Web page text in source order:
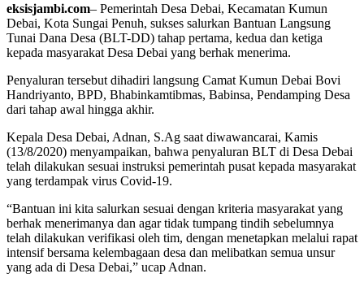
eksisjambi.com– Pemerintah Desa Debai, Kecamatan Kumun
Debai, Kota Sungai Penuh, sukses salurkan Bantuan Langsung
Tunai Dana Desa (BLT-DD) tahap pertama, kedua dan ketiga
kepada masyarakat Desa Debai yang berhak menerima.
Penyaluran tersebut dihadiri langsung Camat Kumun Debai Bovi
Handriyanto, BPD, Bhabinkamtibmas, Babinsa, Pendamping Desa
dari tahap awal hingga akhir.
Kepala Desa Debai, Adnan, S.Ag saat diwawancarai, Kamis
(13/8/2020) menyampaikan, bahwa penyaluran BLT di Desa Debai
telah dilakukan sesuai instruksi pemerintah pusat kepada masyarakat
yang terdampak virus Covid-19.
“Bantuan ini kita salurkan sesuai dengan kriteria masyarakat yang
berhak menerimanya dan agar tidak tumpang tindih sebelumnya
telah dilakukan verifikasi oleh tim, dengan menetapkan melalui rapat
intensif bersama kelembagaan desa dan melibatkan semua unsur
yang ada di Desa Debai,” ucap Adnan.